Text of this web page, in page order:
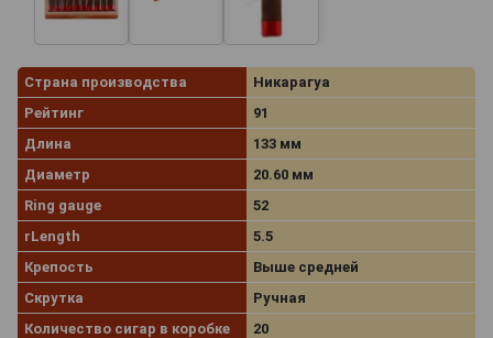
Страна производства
Никарагуа
Рейтинг
91
Длина
133 мм
Диаметр
20.60 мм
Ring gauge
52
rLength
5.5
Крепость
Выше средней
Скрутка
Ручная
Количество сигар в коробке
20